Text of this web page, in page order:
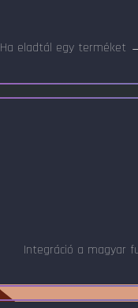
Ha eladtál egy terméket
Integráció a magyar